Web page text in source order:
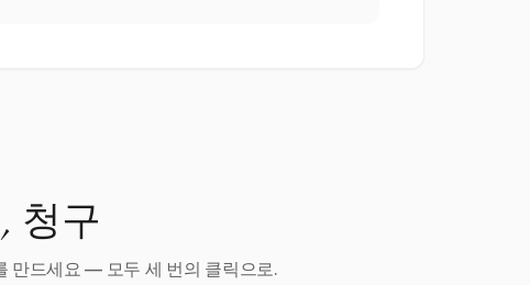
청구
만드세요 — 모두 세 번의 클릭으로.